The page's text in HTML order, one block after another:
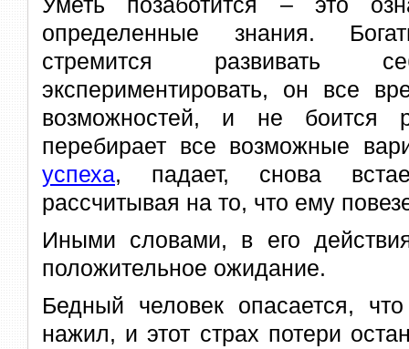
Уметь позаботится – это
определенные знания.
стремится развивать
экспериментировать, он все
возможностей, и не боится
перебирает все возможные
успеха, падает, снова
рассчитывая на то, что ему
Иными словами, в его
положительное ожидание.
Бедный человек опасается,
нажил, и этот страх потери